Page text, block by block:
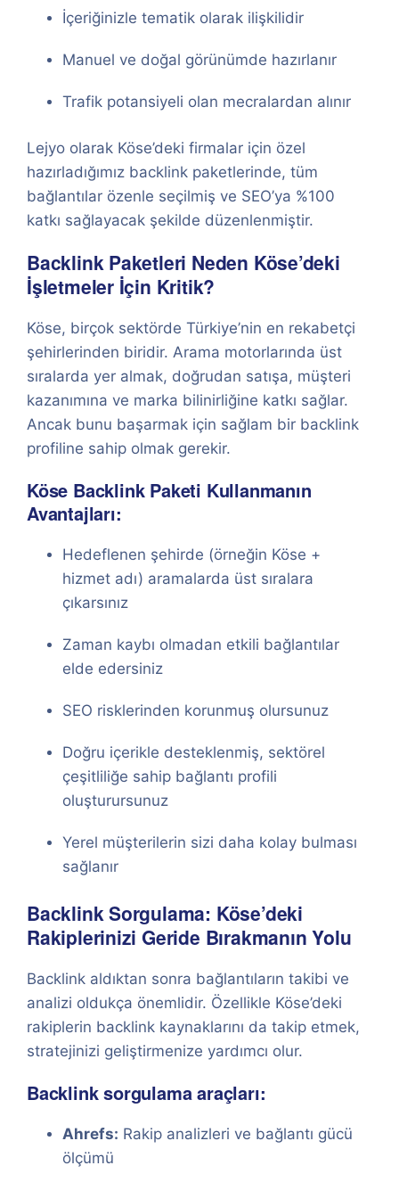
İçeriğinizle tematik olarak ilişkilidir
Manuel ve doğal görünümde hazırlanır
Trafik potansiyeli olan mecralardan alınır
Lejyo olarak Köse’deki firmalar için özel
hazırladığımız backlink paketlerinde, tüm
bağlantılar özenle seçilmiş ve SEO’ya %100
katkı sağlayacak şekilde düzenlenmiştir.
Backlink Paketleri Neden Köse’deki
İşletmeler İçin Kritik?
Köse, birçok sektörde Türkiye’nin en rekabetçi
şehirlerinden biridir. Arama motorlarında üst
sıralarda yer almak, doğrudan satışa, müşteri
kazanımına ve marka bilinirliğine katkı sağlar.
Ancak bunu başarmak için sağlam bir backlink
profiline sahip olmak gerekir.
Köse Backlink Paketi Kullanmanın
Avantajları:
Hedeflenen şehirde (örneğin Köse +
hizmet adı) aramalarda üst sıralara
çıkarsınız
Zaman kaybı olmadan etkili bağlantılar
elde edersiniz
SEO risklerinden korunmuş olursunuz
Doğru içerikle desteklenmiş, sektörel
çeşitliliğe sahip bağlantı profili
oluşturursunuz
Yerel müşterilerin sizi daha kolay bulması
sağlanır
Backlink Sorgulama: Köse’deki
Rakiplerinizi Geride Bırakmanın Yolu
Backlink aldıktan sonra bağlantıların takibi ve
analizi oldukça önemlidir. Özellikle Köse’deki
rakiplerin backlink kaynaklarını da takip etmek,
stratejinizi geliştirmenize yardımcı olur.
Backlink sorgulama araçları:
Ahrefs: Rakip analizleri ve bağlantı gücü
ölçümü